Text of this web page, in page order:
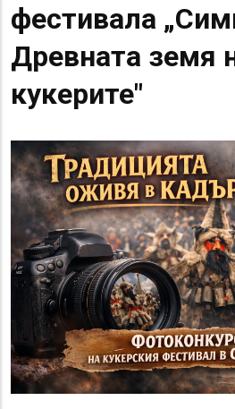
фестивала
Древната земя
кукерите"